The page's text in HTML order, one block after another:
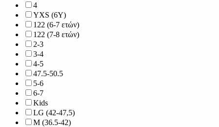
4
YXS (6Y)
122 (6-7 ετών)
122 (7-8 ετών)
2-3
3-4
4-5
47.5-50.5
5-6
6-7
Kids
LG (42-47,5)
M (36.5-42)